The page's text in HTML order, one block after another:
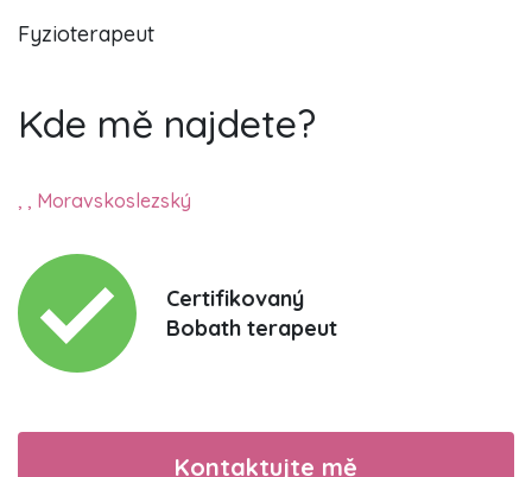
Fyzioterapeut
Kde mě najdete?
, , Moravskoslezský
Certifikovaný
Bobath terapeut
Kontaktujte mě